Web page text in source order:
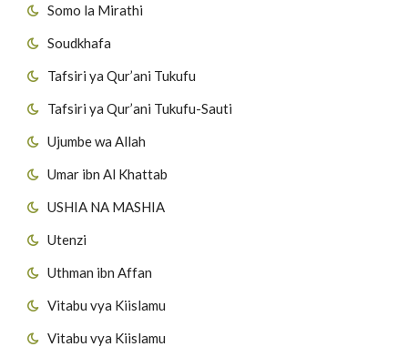
Somo la Mirathi
Soudkhafa
Tafsiri ya Qur’ani Tukufu
Tafsiri ya Qur’ani Tukufu-Sauti
Ujumbe wa Allah
Umar ibn Al Khattab
USHIA NA MASHIA
Utenzi
Uthman ibn Affan
Vitabu vya Kiislamu
Vitabu vya Kiislamu